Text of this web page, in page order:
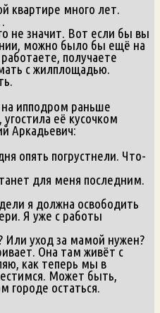
квартире много лет.
не значит. Вот если бы вы
можно было бы ещё на
получаете
с жилплощадью.
ипподром раньше
её кусочком
Аркадьевич:
опять погрустнели. Что-
для меня последним.
я должна освободить
Я уже с работы
Или уход за мамой нужен?
Она там живёт с
как теперь мы в
Может быть,
городе остаться.